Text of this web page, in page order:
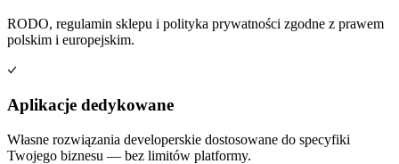
RODO, regulamin sklepu i polityka prywatności zgodne z prawem
polskim i europejskim.
Aplikacje dedykowane
Własne rozwiązania developerskie dostosowane do specyfiki
Twojego biznesu — bez limitów platformy.